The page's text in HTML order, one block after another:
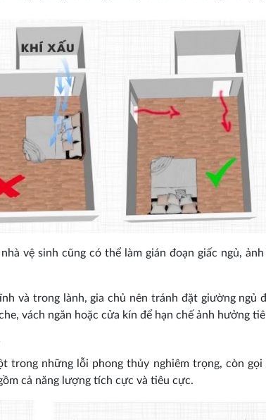
vệ sinh cũng có thể làm gián đoạn giấc ngủ,
và trong lành, gia chủ nên tránh đặt giường ngủ
vách ngăn hoặc cửa kín để hạn chế ảnh hưởng
trong những lỗi phong thủy nghiêm trọng, còn gọi
cả năng lượng tích cực và tiêu cực.